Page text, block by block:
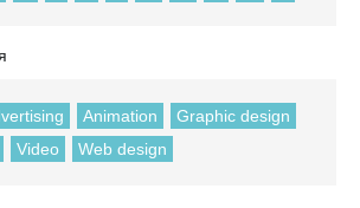
Animation
Graphic design
Video Web design